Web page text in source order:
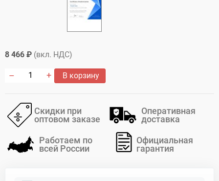
8 466 ₽ (вкл. НДС)
В корзину
Скидки при
оптовом заказе
Оперативная
доставка
Работаем по
всей России
Официальная
гарантия